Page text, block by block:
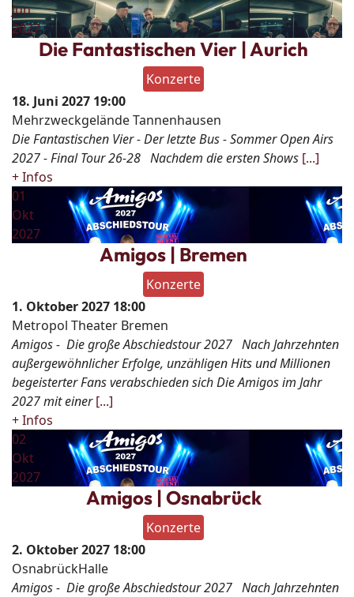
Jun
2027
Die Fantastischen Vier | Aurich
Konzerte
18. Juni 2027 19:00
Mehrzweckgelände Tannenhausen
Die Fantastischen Vier - Der letzte Bus - Sommer Open Airs
2027 - Final Tour 26-28 Nachdem die ersten Shows [...]
+ Infos
01
Okt
2027
Amigos | Bremen
Konzerte
1. Oktober 2027 18:00
Metropol Theater Bremen
Amigos - Die große Abschiedstour 2027 Nach Jahrzehnten
außergewöhnlicher Erfolge, unzähligen Hits und Millionen
begeisterter Fans verabschieden sich Die Amigos im Jahr
2027 mit einer [...]
+ Infos
02
Okt
2027
Amigos | Osnabrück
Konzerte
2. Oktober 2027 18:00
OsnabrückHalle
Amigos - Die große Abschiedstour 2027 Nach Jahrzehnten